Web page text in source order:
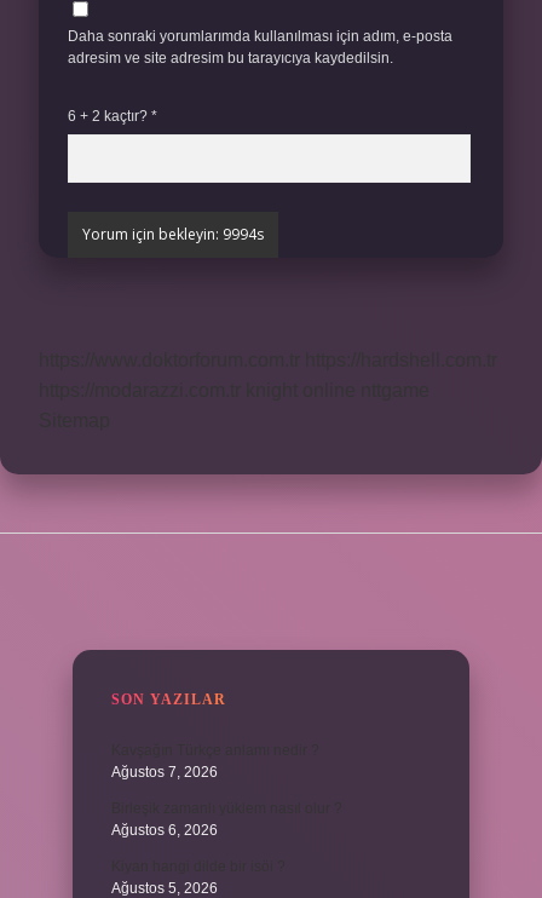
Daha sonraki yorumlarımda kullanılması için adım, e-posta
adresim ve site adresim bu tarayıcıya kaydedilsin.
6 + 2 kaçtır? *
SON YAZILAR
Ağustos 7, 2026
Ağustos 6, 2026
Ağustos 5, 2026